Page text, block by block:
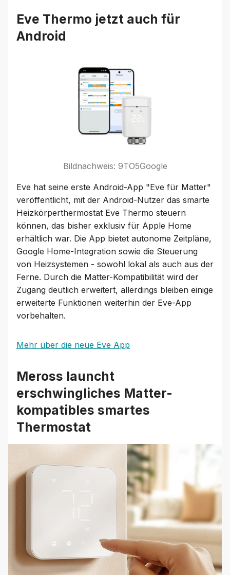
Eve Thermo jetzt auch für
Android
Bildnachweis: 9TO5Google
Eve hat seine erste Android-App "Eve für Matter"
veröffentlicht, mit der Android-Nutzer das smarte
Heizkörperthermostat Eve Thermo steuern
können, das bisher exklusiv für Apple Home
erhältlich war. Die App bietet autonome Zeitpläne,
Google Home-Integration sowie die Steuerung
von Heizsystemen - sowohl lokal als auch aus der
Ferne. Durch die Matter-Kompatibilität wird der
Zugang deutlich erweitert, allerdings bleiben einige
erweiterte Funktionen weiterhin der Eve-App
vorbehalten.
Mehr über die neue Eve App
Meross launcht
erschwingliches Matter-
kompatibles smartes
Thermostat